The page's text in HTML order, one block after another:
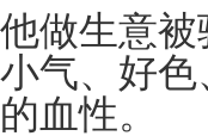
他做生意
小气、好
的血性。